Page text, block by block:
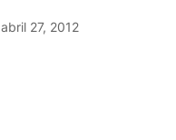
abril 27, 2012